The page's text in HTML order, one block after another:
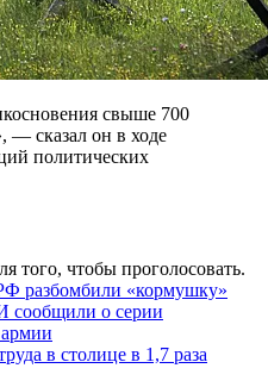
— сказал он в ходе
политических
того, чтобы проголосовать.
разбомбили «кормушку»
сообщили о серии
в столице в 1,7 раза